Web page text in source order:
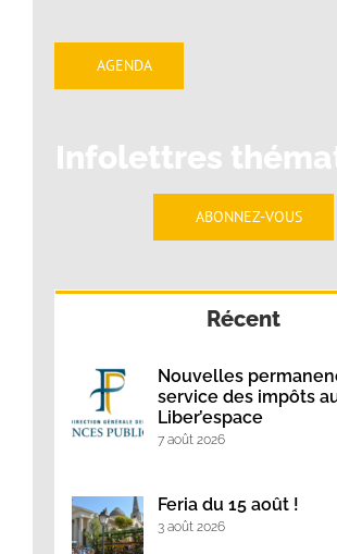
AGENDA
Infolettres
ABONNEZ-VOUS
Récent
Nouvelles
service des impôts
Liber’espace
7 août 2026
Feria du 15 août !
3 août 2026